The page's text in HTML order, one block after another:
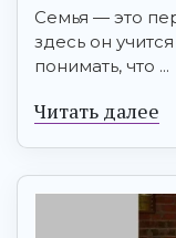
Семья — это
здесь он
понимать, что ...
Читать далее